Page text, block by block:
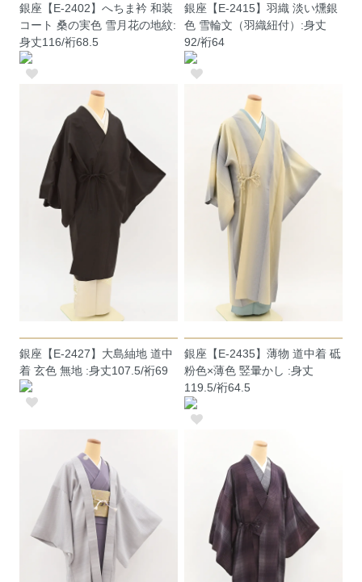
銀座【E-2402】へちま衿 和装
コート 桑の実色 雪月花の地紋:
身丈116/裄68.5
銀座【E-2415】羽織 淡い燻銀
色 雪輪文（羽織紐付）:身丈
92/裄64
銀座【E-2427】大島紬地 道中
着 玄色 無地 :身丈107.5/裄69
銀座【E-2435】薄物 道中着 砥
粉色×薄色 竪暈かし :身丈
119.5/裄64.5